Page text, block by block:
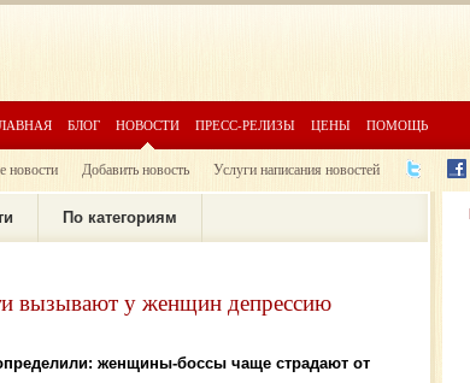
БЛОГ НОВОСТИ ПРЕСС-РЕЛИЗЫ ЦЕНЫ ПОМОЩЬ
новости Добавить новость Услуги написания новостей
По категориям
вызывают у женщин депрессию
женщины-боссы чаще страдают от